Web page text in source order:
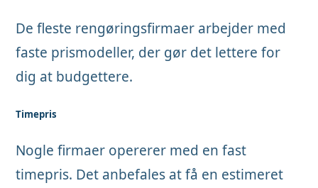
De fleste rengøringsfirmaer arbejder med
faste prismodeller, der gør det lettere for
dig at budgettere.
Timepris
Nogle firmaer opererer med en fast
timepris. Det anbefales at få en estimeret